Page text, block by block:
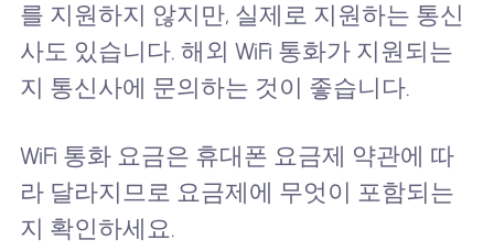
를 지원하지 않지만, 실제로 지원하는 통신
사도 있습니다. 해외 WiFi 통화가 지원되는
지 통신사에 문의하는 것이 좋습니다.
WiFi 통화 요금은 휴대폰 요금제 약관에 따
라 달라지므로 요금제에 무엇이 포함되는
지 확인하세요.